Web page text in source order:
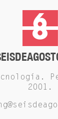
2001.